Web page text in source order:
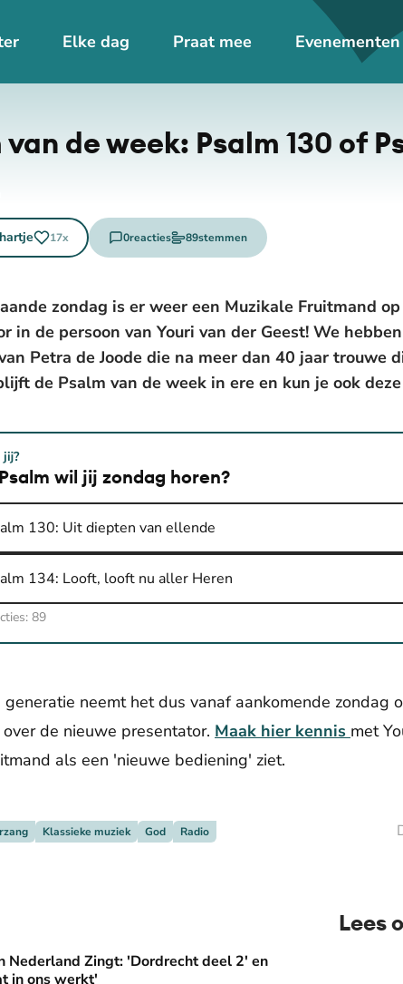
Elke dag Praat mee Evenementen
van de week: Psalm 130 of
17x 0reacties 89stemmen
zondag is er weer een Muzikale Fruitmand
in de persoon van Youri van der Geest! We
Petra de Joode die na meer dan 40 jaar trouwe
de Psalm van de week in ere en kun je ook
wil jij zondag horen?
130: Uit diepten van ellende
134: Looft, looft nu aller Heren
89
generatie neemt het dus vanaf aankomende zondag
de nieuwe presentator. Maak hier kennis met
als een 'nieuwe bediening' ziet.
Klassieke muziek God Radio
'Dordrecht deel 2' en 'Het Woord dat in ons werkt'
Nederland Zingt: 'Dordrecht deel 2' en
in ons werkt'
Lees
Laat